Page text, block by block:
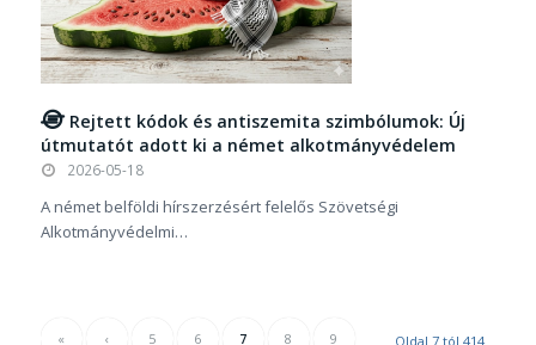
Rejtett kódok és antiszemita szimbólumok: Új
útmutatót adott ki a német alkotmányvédelem
2026-05-18
A német belföldi hírszerzésért felelős Szövetségi
Alkotmányvédelmi…
Oldal 7 tól 414
« ‹ 5 6 7 8 9